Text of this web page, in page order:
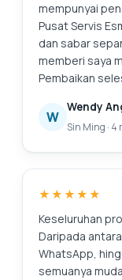
selepas format
jelas
haba. Secara keseluruhan, perkhidmatan ini cekap,
boleh
profesional.
Alexandra
servis
mempunyai
Pusat Servis Esmond. Khidmat
dan sabar
memberi saya
Pembaikan
kepada saya
dalaman dan
meyakinkan.
profesional!
W
Wendy
Sin Ming · 4
★★★★★
Keseluruhan
Daripada
WhatsApp,
semuanya